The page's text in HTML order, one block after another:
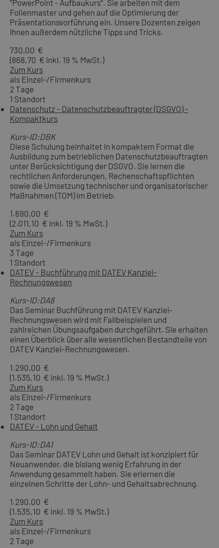
"PowerPoint - Aufbaukurs". Sie arbeiten mit dem
Folienmaster und gehen auf die Optimierung der
Präsentationsvorführung ein. Unsere Dozenten zeigen
Ihnen außerdem nützliche Tipps und Tricks.
730,00 €
(868,70 € inkl. 19 % MwSt.)
Zum Kurs
als Einzel-/Firmenkurs
2 Tage
1 Standort
Datenschutz - Datenschutzbeauftragter (DSGVO) -
Kompaktkurs
Kurs-ID:DBK
Diese Schulung beinhaltet in kompaktem Format die
Ausbildung zum betrieblichen Datenschutzbeauftragten
unter Berücksichtigung der DSGVO. Sie lernen die
rechtlichen Anforderungen, Rechenschaftspflichten
sowie die Umsetzung technischer und organisatorischer
Maßnahmen (TOM) im Betrieb.
1.690,00 €
(2.011,10 € inkl. 19 % MwSt.)
Zum Kurs
als Einzel-/Firmenkurs
3 Tage
1 Standort
DATEV - Buchführung mit DATEV Kanzlei-
Rechnungswesen
Kurs-ID:DA8
Das Seminar Buchführung mit DATEV Kanzlei-
Rechnungswesen wird mit Fallbeispielen und
zahlreichen Übungsaufgaben durchgeführt. Sie erhalten
einen Überblick über alle wesentlichen Bestandteile von
DATEV Kanzlei-Rechnungswesen.
1.290,00 €
(1.535,10 € inkl. 19 % MwSt.)
Zum Kurs
als Einzel-/Firmenkurs
2 Tage
1 Standort
DATEV - Lohn und Gehalt
Kurs-ID:DA1
Das Seminar DATEV Lohn und Gehalt ist konzipiert für
Neuanwender, die bislang wenig Erfahrung in der
Anwendung gesammelt haben. Sie erlernen die
einzelnen Schritte der Lohn- und Gehaltsabrechnung.
1.290,00 €
(1.535,10 € inkl. 19 % MwSt.)
Zum Kurs
als Einzel-/Firmenkurs
2 Tage